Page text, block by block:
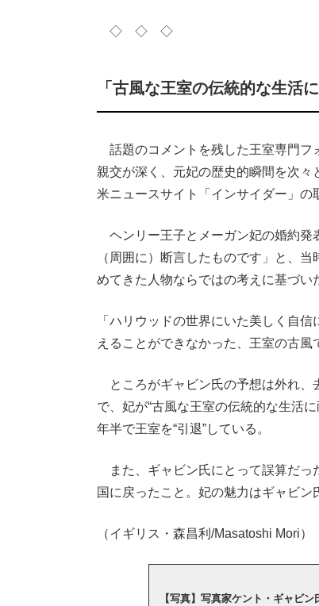
◇ ◇ ◇
「古風な王室の伝統的な生活
話題のコメントを残した王室専門フ
親交が深く、元妃の歴史的瞬間を次々
米ニュースサイト「インサイダー」の
ヘンリー王子とメーガン妃の婚約発
（周囲に）断言したものです」と、
めてきた人物ならではの考えに基づい
「ハリウッドの世界にいた美しく自
えることができなかった、王室の古風
ところがギャビン氏の予想は外れ、
で、妃が“古風な王室の伝統的な生活
年半で王室を“引退”している。
また、ギャビン氏にとって誤算だっ
国に戻ったこと。妃の魅力はギャビン
（イギリス・森昌利/Masatoshi Mori）
【写真】写真家ケント・ギャビ